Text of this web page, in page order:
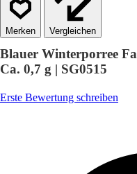
Vergleichen
Blauer Winterporree
Ca. 0,7 g | SG0515
Erste Bewertung schreiben